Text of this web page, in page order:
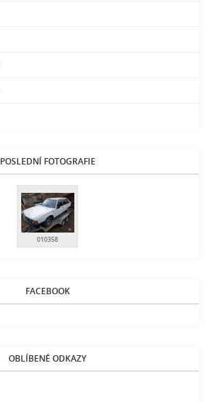
POSLEDNÍ FOTOGRAFIE
010358
FACEBOOK
OBLÍBENÉ ODKAZY